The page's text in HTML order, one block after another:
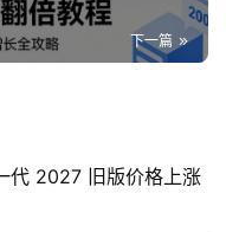
of the affected VMs
servers and began
下一篇
代 2027 旧版价格上涨